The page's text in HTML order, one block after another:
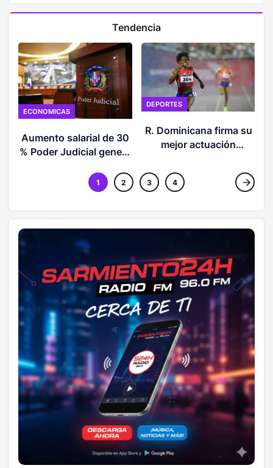
Tendencia
ECONOMICAS
Aumento salarial de 30
% Poder Judicial genera
DEPORTES
R. Dominicana firma su
mejor actuación
1 2 3 4